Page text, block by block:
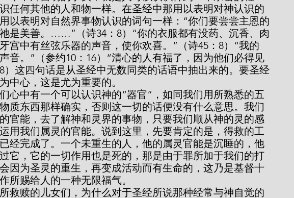
任何其他的人和物一样。在圣经中那用以表明对神认识的
以表明对自然界事物认识的词句一样：“你们要尝尝主恩的
是美善。……”（诗34：8）“你的衣服都有没药、沉香、肉
宫中有丝弦乐器的声音，使你欢喜。”（诗45：8）“我的
。”（参约10：16）“清心的人有福了，因为他们必得见
）这四句话是从圣经中无数同类的话语中抽出来的。要圣经
中心，这是尤为重要的。
质东西那样确实，否则这一切的话便没有什么意思。我们
官能，去了解神和灵界的事物，只要我们顺从神的灵的感
用我们属灵的官能。说到这里，先要肯定的是，得救的工
经完成了。一个未重生的人，他的属灵官能是沉睡的，他
它，它的一切作用也是死的，那是由于罪所加于我们的打
因为圣灵的重生，再变成活动而有生命的，这乃是基督十
所赐给人的一种无限福气。